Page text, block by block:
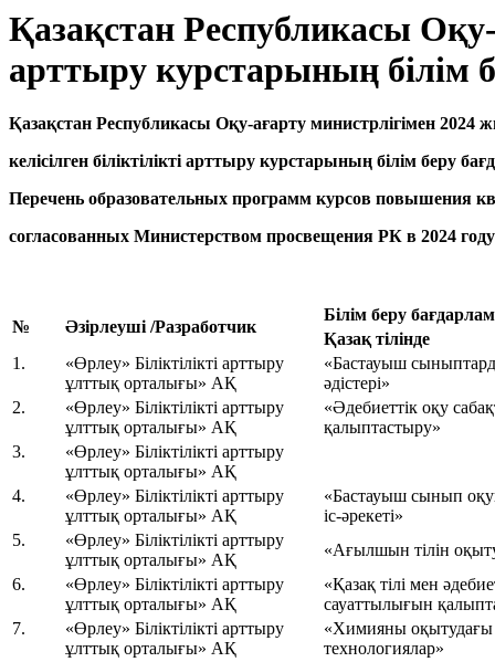
Қазақстан Республикасы Оқу-
арттыру курстарының білім
Қазақстан Республикасы Оқу-ағарту министрлігімен 2024
келісілген біліктілікті арттыру курстарының білім беру
Перечень образовательных программ курсов повышения
согласованных Министерством просвещения РК в 2024 году
№ Әзірлеуші/Разработчик
Білім беру
Қазақ тілінде
1.
«Өрлеу» Біліктілікті арттыру
ұлттық орталығы» АҚ
«Бастауыш
әдістері»
2.
«Өрлеу» Біліктілікті арттыру
ұлттық орталығы» АҚ
«Әдебиеттік оқу
қалыптастыру»
3.
«Өрлеу» Біліктілікті арттыру
ұлттық орталығы» АҚ
4.
«Өрлеу» Біліктілікті арттыру
ұлттық орталығы» АҚ
«Бастауыш сынып
іс-әрекеті»
5.
«Өрлеу» Біліктілікті арттыру
ұлттық орталығы» АҚ
«Ағылшын тілін
6.
«Өрлеу» Біліктілікті арттыру
ұлттық орталығы» АҚ
«Қазақ тілі мен
сауаттылығын
7.
«Өрлеу» Біліктілікті арттыру
ұлттық орталығы» АҚ
«Химияны оқытудағы
технологиялар»